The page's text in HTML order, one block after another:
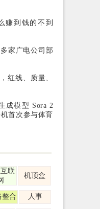
赚到钱的不到
家广电公司部
红线、质量、
成模型 Sora 2
首次参与体育
联
机顶盒
整合 人事